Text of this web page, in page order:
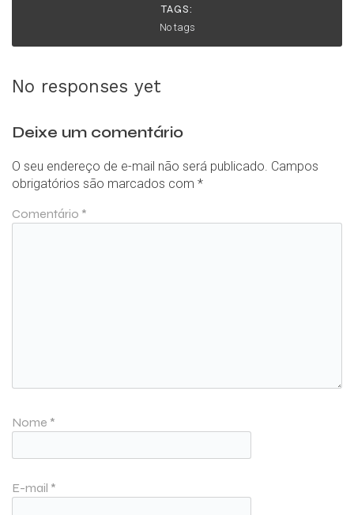
TAGS:
No tags
No responses yet
Deixe um comentário
O seu endereço de e-mail não será publicado. Campos
obrigatórios são marcados com *
Comentário *
Nome *
E-mail *